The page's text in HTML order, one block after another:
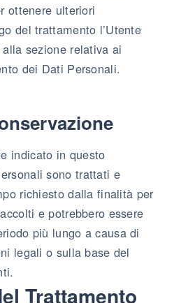
ottenere ulteriori
del trattamento l’Utente
sezione relativa ai
dei Dati Personali.
indicato in questo
sono trattati e
richiesto dalla finalità per
e potrebbero essere
più lungo a causa di
legali o sulla base del
Trattamento